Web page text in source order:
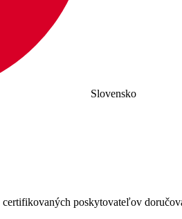
Slovensko
certifikovaných poskytovateľov